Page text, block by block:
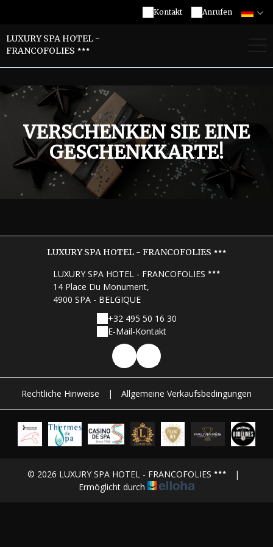
Anrufen
Kontakt
LUXURY SPA HOTEL -
FRANCOFOLIES
VERSCHENKEN SIE EINE
GESCHENKKARTE!
LUXURY SPA HOTEL - FRANCOFOLIES
LUXURY SPA HOTEL - FRANCOFOLIES
14 Place Du Monument,
4900 SPA - BELGIQUE
+32 495 50 16 30
E-Mail-Kontakt
Rechtliche Hinweise | Allgemeine Verkaufsbedingungen
© 2026 LUXURY SPA HOTEL - FRANCOFOLIES
|
Ermöglicht durch